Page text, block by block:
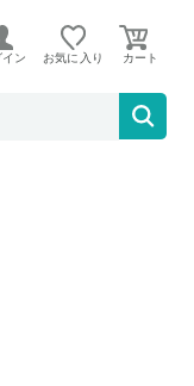
イン お気に入り
グ フィリップ